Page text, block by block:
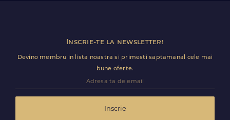
Inscrie-te la newsletter!
Devino membru in lista noastra si primesti saptamanal cele mai
bune oferte.
Inscrie